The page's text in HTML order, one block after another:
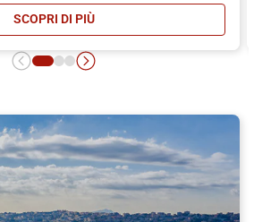
SCOPRI DI PIÙ- CARNET ITALO: MASSIMA